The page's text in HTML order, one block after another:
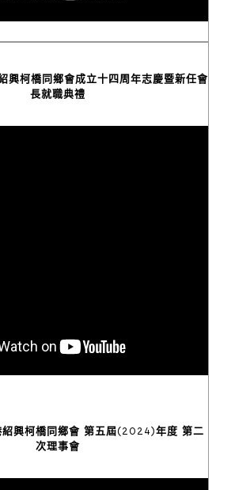
柯橋同鄉會成立十四周年志慶暨新任會
長就職典禮
興柯橋同鄉會 第五屆(2024)年度 第二
次理事會